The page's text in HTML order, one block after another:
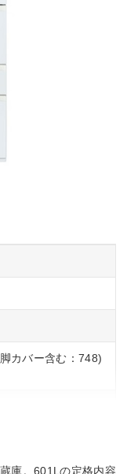
カバー含む：748)
庫。601Lの定格内容